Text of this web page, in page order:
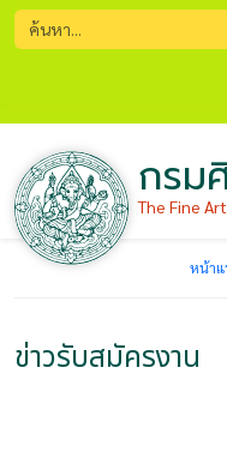
กรม
The Fine
หน้าแ
ข่าวรับสมัครงาน